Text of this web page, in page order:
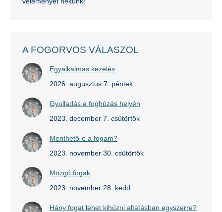
A FOGORVOS VÁLASZOL
Egyalkalmas kezelés
2026. augusztus 7. péntek
Gyulladás a foghúzás helyén
2023. december 7. csütörtök
Menthető-e a fogam?
2023. november 30. csütörtök
Mozgó fogak
2023. november 28. kedd
Hány fogat lehet kihúzni altatásban egyszerre?